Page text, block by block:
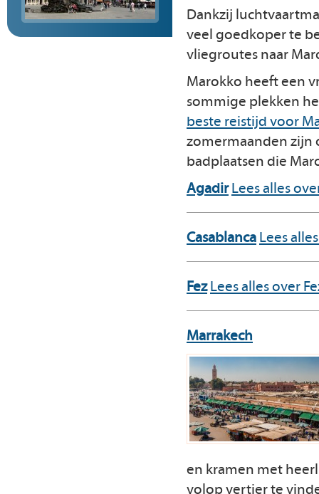
Dankzij
veel goedkoper te
vliegroutes naar
Marokko heeft een
sommige plekken
beste reistijd voor
zomermaanden zijn
badplaatsen die
AgadirLees alles
CasablancaLees
FezLees alles over
Marrakech
en kramen met
volop vertier te